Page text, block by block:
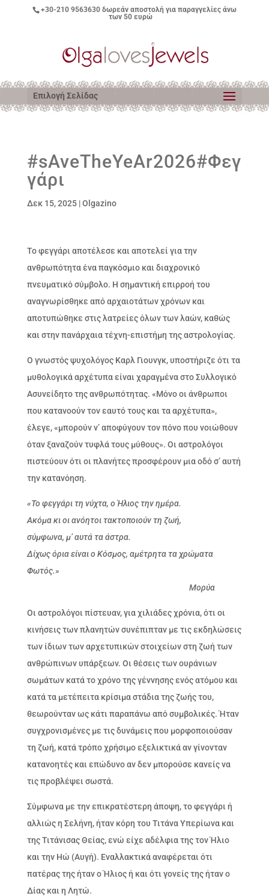
+30-210 9563630δωρεάν αποστολή για παραγγελίες άνω
των 50 ευρώ
Επιλογή Σελίδας
#sAveTheYeAr2026#Φεγ
γάρι
Δεκ 15, 2025|Olgazino
Το φεγγάρι αποτέλεσε και αποτελεί για την
ανθρωπότητα ένα παγκόσμιο και διαχρονικό
πνευματικό σύμβολο. Η σημαντική επιρροή του
αναγνωρίσθηκε από αρχαιοτάτων χρόνων και
αποτυπώθηκε στις λατρείες όλων των λαών, καθώς
και στην πανάρχαια τέχνη-επιστήμη της αστρολογίας.
Ο γνωστός ψυχολόγος Καρλ Γιουνγκ, υποστήριζε ότι τα
μυθολογικά αρχέτυπα είναι χαραγμένα στο Συλλογικό
Ασυνείδητο της ανθρωπότητας. «Μόνο οι άνθρωποι
που κατανοούν τον εαυτό τους και τα αρχέτυπα»,
έλεγε, «μπορούν ν’ αποφύγουν τον πόνο που νοιώθουν
όταν ξαναζούν τυφλά τους μύθους». Οι αστρολόγοι
πιστεύουν ότι οι πλανήτες προσφέρουν μια οδό σ’ αυτή
την κατανόηση.
«Το φεγγάρι τη νύχτα, ο Ήλιος την ημέρα.
Ακόμα κι οι ανόητοι τακτοποιούν τη ζωή,
σύμφωνα, μ’ αυτά τα άστρα.
Δίχως όρια είναι ο Κόσμος, αμέτρητα τα χρώματα
Φωτός.»
Μορύα
Οι αστρολόγοι πίστευαν, για χιλιάδες χρόνια, ότι οι
κινήσεις των πλανητών συνέπιπταν με τις εκδηλώσεις
των ίδιων των αρχετυπικών στοιχείων στη ζωή των
ανθρώπινων υπάρξεων. Οι θέσεις των ουράνιων
σωμάτων κατά το χρόνο της γέννησης ενός ατόμου και
κατά τα μετέπειτα κρίσιμα στάδια της ζωής του,
θεωρούνταν ως κάτι παραπάνω από συμβολικές. Ήταν
συγχρονισμένες με τις δυνάμεις που μορφοποιούσαν
τη ζωή, κατά τρόπο χρήσιμο εξελικτικά αν γίνονταν
κατανοητές και επώδυνο αν δεν μπορούσε κανείς να
τις προβλέψει σωστά.
Σύμφωνα με την επικρατέστερη άποψη, το φεγγάρι ή
αλλιώς η Σελήνη, ήταν κόρη του Τιτάνα Υπερίωνα και
της Τιτάνισας Θείας, ενώ είχε αδέλφια της τον Ήλιο
και την Ηώ (Αυγή). Εναλλακτικά αναφέρεται ότι
πατέρας της ήταν ο Ήλιος ή και ότι γονείς της ήταν ο
Δίας και η Λητώ.